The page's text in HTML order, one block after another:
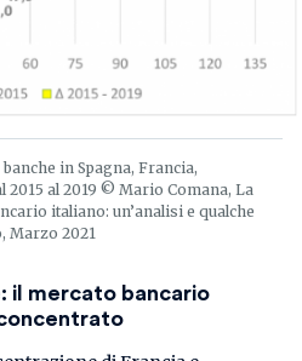
in Spagna, Francia,
2015 al 2019 © Mario Comana, La
italiano: un’analisi e qualche
Marzo 2021
il mercato bancario